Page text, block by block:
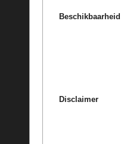
Beschikbaarheid
Disclaimer